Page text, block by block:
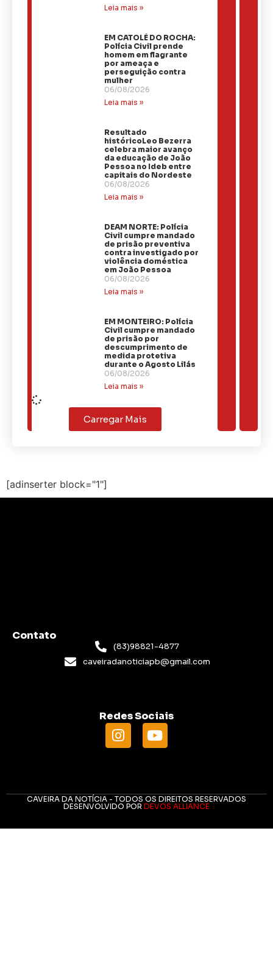
Leia mais »
EM CATOLÉ DO ROCHA:
Polícia Civil prende
homem em flagrante
por ameaça e
perseguição contra
mulher
06/08/2026
Leia mais »
Resultado
históricoLeo Bezerra
celebra maior avanço
da educação de João
Pessoa no Ideb entre
capitais do Nordeste
06/08/2026
Leia mais »
DEAM NORTE: Polícia
Civil cumpre mandado
de prisão preventiva
contra investigado por
violência doméstica
em João Pessoa
06/08/2026
Leia mais »
EM MONTEIRO: Polícia
Civil cumpre mandado
de prisão por
descumprimento de
medida protetiva
durante o Agosto Lilás
06/08/2026
Leia mais »
Carregar Mais
[adinserter block="1"]
Contato
(83)98821-4877
caveiradanoticiapb@gmail.com
Redes Sociais
CAVEIRA DA NOTÍCIA - TODOS OS DIREITOS RESERVADOS
DESENVOLVIDO POR DEVOS ALLIANCE